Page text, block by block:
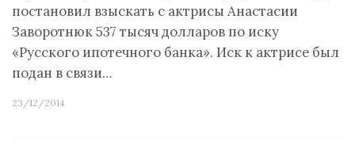
постановил взыскать с актрисы Анастасии
Заворотнюк 537 тысяч долларов по иску
«Русского ипотечного банка». Иск к актрисе был
подан в связи…
23/12/2014